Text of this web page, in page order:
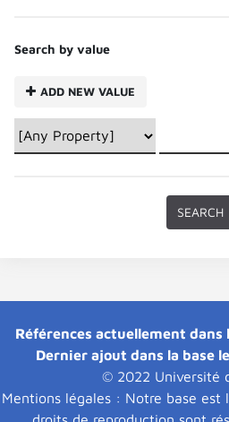
Search by value
ADD NEW VALUE
Références actuellement dans
Dernier ajout dans la base
© 2022 Université
Mentions légales : Notre base est